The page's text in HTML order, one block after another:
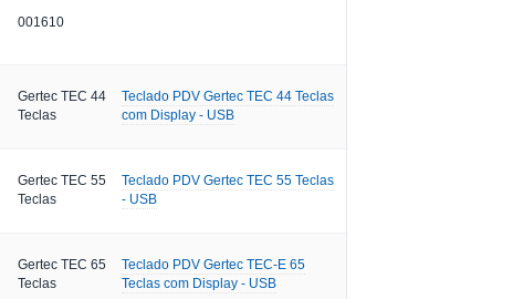
001610
Gertec TEC 44
Teclas
Teclado PDV Gertec TEC 44 Teclas
com Display - USB
Gertec TEC 55
Teclas
Teclado PDV Gertec TEC 55 Teclas
- USB
Gertec TEC 65
Teclas
Teclado PDV Gertec TEC-E 65
Teclas com Display - USB